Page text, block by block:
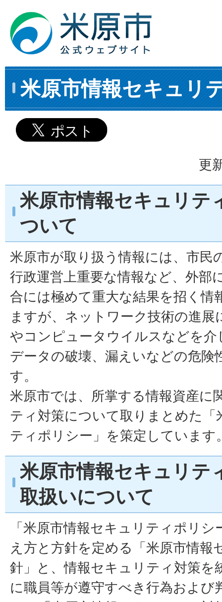
米原市情報セキュリ
更
米原市情報セキュリテ
ついて
米原市が取り扱う情報には、市民
行政運営上重要な情報など、外部
合には極めて重大な結果を招く情
ますが、ネットワーク技術の進
やコンピュータウイルスなどを介
データの破壊、漏えいなどの危険
す。
米原市では、所掌する情報資産に
ティ対策について取りまとめた「
ティポリシー」を策定しています
米原市情報セキュリテ
取扱いについて
「米原市情報セキュリティポリ
え方と方針を定める「米原市情報
針」と、情報セキュリティ対策を
に職員等が遵守すべき行為および